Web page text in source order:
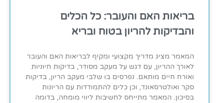
בריאות האם והעובר: כל הכלים
והבדיקות להריון בטוח ובריא
המאמר מציג מדריך מקצועי ומקיף לבריאות האם והעובר
לאורך ההריון, עם דגש על מעקב מסודר, בדיקות חיוניות
ואורח חיים מותאם. נפרסים בו שלבי מעקב הריון, בדיקות
סקר ואולטרסאונד, וכן כלים להתמודדות עם הריונות
בסיכון. המאמר מתייחס לחשיבות ליווי מומחה, בדומה